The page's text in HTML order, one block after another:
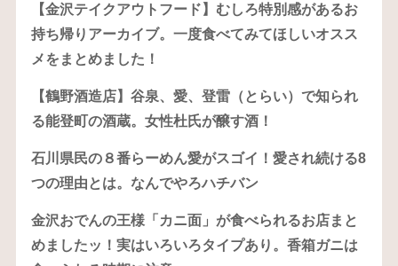
【金沢テイクアウトフード】むしろ特別感があるお
持ち帰りアーカイブ。一度食べてみてほしいオスス
メをまとめました！
【鶴野酒造店】谷泉、愛、登雷（とらい）で知られ
る能登町の酒蔵。女性杜氏が醸す酒！
石川県民の８番らーめん愛がスゴイ！愛され続ける8
つの理由とは。なんでやろハチバン
金沢おでんの王様「カニ面」が食べられるお店まと
めましたッ！実はいろいろタイプあり。香箱ガニは